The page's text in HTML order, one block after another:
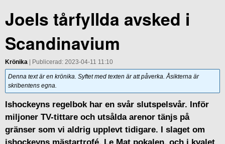
Joels tårfyllda avsked i
Scandinavium
Krönika | Publicerad: 2023-04-11 11:10
Denna text är en krönika. Syftet med texten är att påverka. Åsikterna är
skribentens egna.
Ishockeyns regelbok har en svår slutspelsvår. Inför
miljoner TV-tittare och utsålda arenor tänjs på
gränser som vi aldrig upplevt tidigare. I slaget om
ishockeyns mästartrofé, Le Mat pokalen, och i kvalet